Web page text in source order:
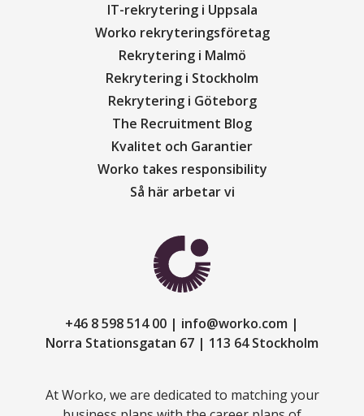
IT-rekrytering i Uppsala
Worko rekryteringsföretag
Rekrytering i Malmö
Rekrytering i Stockholm
Rekrytering i Göteborg
The Recruitment Blog
Kvalitet och Garantier
Worko takes responsibility
Så här arbetar vi
At Worko, we are dedicated to matching your
+46 8 598 514 00
info@worko.com
Norra Stationsgatan 67
113 64 Stockholm